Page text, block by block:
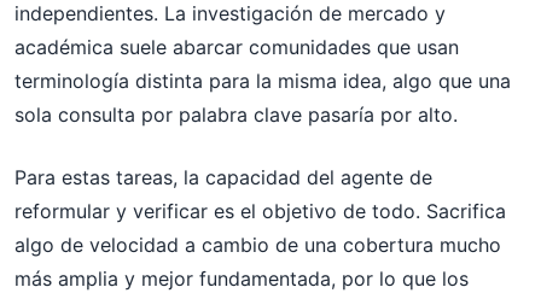
independientes. La investigación de mercado y
académica suele abarcar comunidades que usan
terminología distinta para la misma idea, algo que una
sola consulta por palabra clave pasaría por alto.
Para estas tareas, la capacidad del agente de
reformular y verificar es el objetivo de todo. Sacrifica
algo de velocidad a cambio de una cobertura mucho
más amplia y mejor fundamentada, por lo que los